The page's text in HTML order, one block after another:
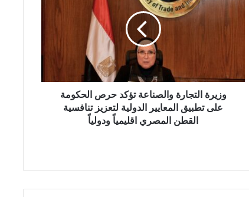
والصناعة
المعايير
الدوليةوزيرة التجارة والصناعة تؤكد حرص الحكومة
على تطبيق المعايير الدولية لتعزيز تنافسية
القطن المصري اقليمياً ودولياً